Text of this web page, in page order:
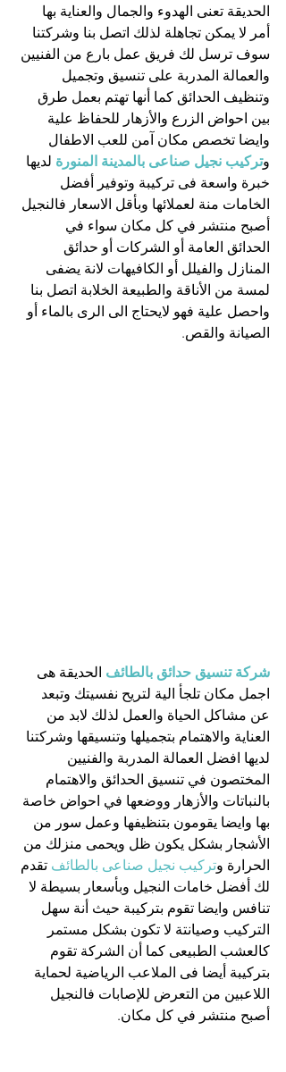
الحديقة تعنى الهدوء والجمال والعناية بها
أمر لا يمكن تجاهلة لذلك اتصل بنا وشركتنا
سوف ترسل لك فريق عمل بارع من الفنيين
والعمالة المدربة على تنسيق وتجميل
وتنظيف الحدائق كما أنها تهتم بعمل طرق
بين احواض الزرع والأزهار للحفاظ علية
وايضا تخصص مكان آمن للعب الاطفال
وتركيب نجيل صناعى بالمدينة المنورة لديها
خبرة واسعة فى تركيبة وتوفير أفضل
الخامات منة لعملائها وبأقل الاسعار فالنجيل
أصبح منتشر في كل مكان سواء في
الحدائق العامة أو الشركات أو حدائق
المنازل والفيلل أو الكافيهات لانة يضفى
لمسة من الأناقة والطبيعة الخلابة اتصل بنا
واحصل علية فهو لايحتاج الى الرى بالماء أو
الصيانة والقص.
شركة تنسيق حدائق بالطائف الحديقة هى
اجمل مكان تلجأ الية لتريح نفسيتك وتبعد
عن مشاكل الحياة والعمل لذلك لابد من
العناية والاهتمام بتجميلها وتنسيقها وشركتنا
لديها افضل العمالة المدربة والفنيين
المختصون في تنسيق الحدائق والاهتمام
بالنباتات والأزهار ووضعها في احواض خاصة
بها وايضا يقومون بتنظيفها وعمل سور من
الأشجار بشكل يكون ظل ويحمى منزلك من
الحرارة وتركيب نجيل صناعى بالطائف تقدم
لك أفضل خامات النجيل وبأسعار بسيطة لا
تنافس وايضا تقوم بتركيبة حيث أنة سهل
التركيب وصيانتة لا تكون بشكل مستمر
كالعشب الطبيعى كما أن الشركة تقوم
بتركيبة أيضا فى الملاعب الرياضية لحماية
اللاعبين من التعرض للإصابات فالنجيل
أصبح منتشر في كل مكان.